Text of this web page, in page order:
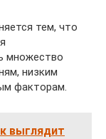
тем, что
множество
низким
факторам.
выглядит